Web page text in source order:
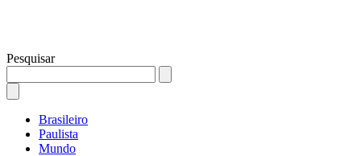
Pesquisar
Brasileiro
Paulista
Mundo